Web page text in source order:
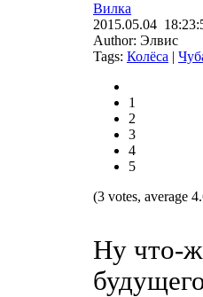
Вилка
2015.05.04
Author: Элвис
Tags: Колёса |
1
2
3
4
5
(3 votes, average
Ну что-